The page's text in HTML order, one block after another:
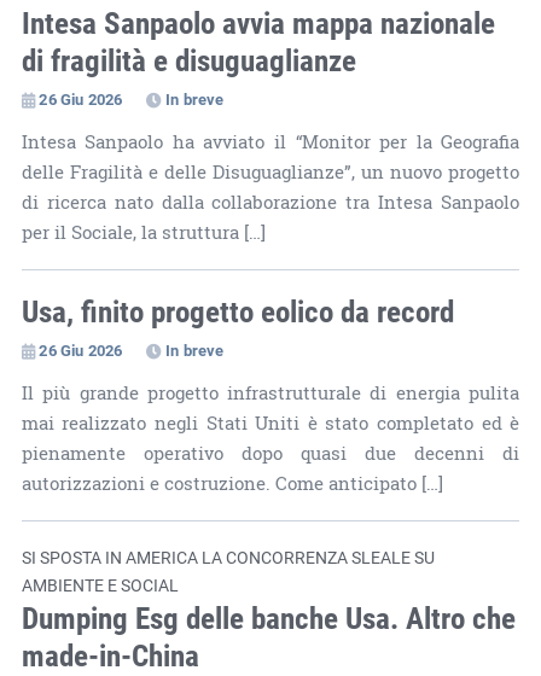
Intesa Sanpaolo avvia mappa nazionale
di fragilità e disuguaglianze
26 Giu 2026 In breve
Intesa Sanpaolo ha avviato il “Monitor per la Geografia
delle Fragilità e delle Disuguaglianze”, un nuovo progetto
di ricerca nato dalla collaborazione tra Intesa Sanpaolo
per il Sociale, la struttura […]
Usa, finito progetto eolico da record
26 Giu 2026 In breve
Il più grande progetto infrastrutturale di energia pulita
mai realizzato negli Stati Uniti è stato completato ed è
pienamente operativo dopo quasi due decenni di
autorizzazioni e costruzione. Come anticipato […]
SI SPOSTA IN AMERICA LA CONCORRENZA SLEALE SU
AMBIENTE E SOCIAL
Dumping Esg delle banche Usa. Altro che
made-in-China